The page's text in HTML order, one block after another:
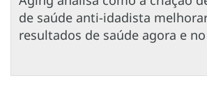
de saúde anti-idadista
resultados de saúde agora e